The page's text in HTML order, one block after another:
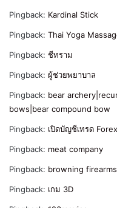
Pingback: Kardinal Stick
Pingback: Thai Yoga
Pingback: ชีทราม
Pingback: ผู้ช่วยพยาบาล
Pingback: bear
bows|bear compound bow
Pingback: เปิดบัญชีเทรด Forex
Pingback: meat company
Pingback: browning
Pingback: เกม 3D